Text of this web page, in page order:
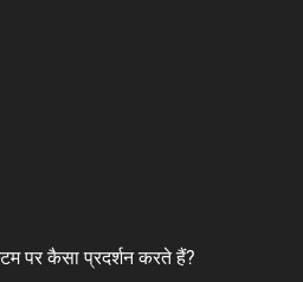
पर कैसा प्रदर्शन करते हैं?